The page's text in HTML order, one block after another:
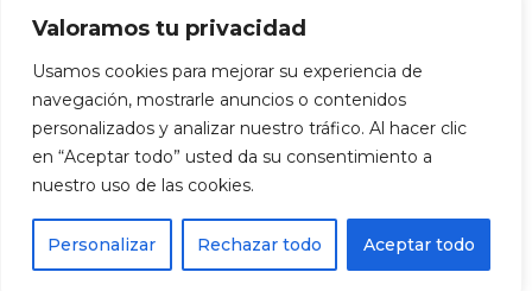
Valoramos tu privacidad
Usamos cookies para mejorar su experiencia de
navegación, mostrarle anuncios o contenidos
personalizados y analizar nuestro tráfico. Al hacer clic
en “Aceptar todo” usted da su consentimiento a
nuestro uso de las cookies.
Personalizar Rechazar todo Aceptar todo